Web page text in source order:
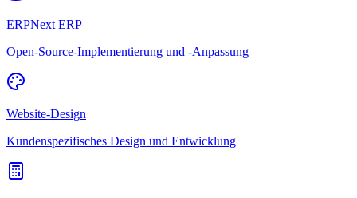
ERPNext ERP
Open-Source-Implementierung und -Anpassung
Website-Design
Kundenspezifisches Design und Entwicklung